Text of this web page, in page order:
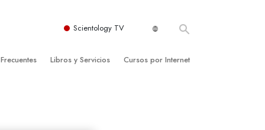
Scientology TV
Libros y Servicios Cursos por Internet